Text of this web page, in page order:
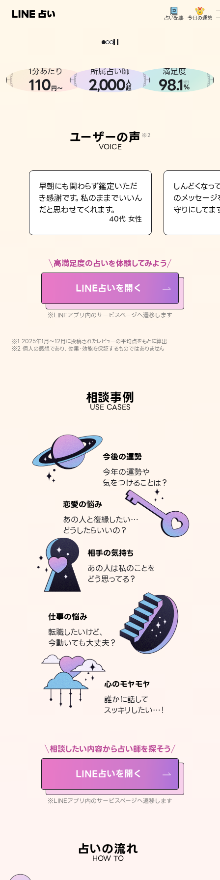
占い記事 今日の運勢
相談事例
LINE占いを開く
※LINEアプリ内のサービスページへ遷移します
どうせなら
。
1分あたり
110円〜
所属占い師
2,000人
超
満足度
98.1※1
%
ユーザーの声 ※2
VOICE
早朝にも関わらず鑑定いただ
き感謝です。私のままでいいん
だと思わせてくれます。
40代 女性
しんどくなっ
のメッセー
守りにしてま
高満足度の占いを体験してみよう
LINE占いを開く
※LINEアプリ内のサービスページへ遷移します
※1 2025年1月〜12月に投稿されたレビューの平均点をもとに算出
※2 個人の感想であり、効果・効能を保証するものではありません
相談事例
USE CASES
今後の運勢
今年の運勢や
気をつけることは？
恋愛の悩み
あの人と復縁したい…
どうしたらいいの？
相手の気持ち
あの人は私のことを
どう思ってる？
仕事の悩み
転職したいけど、
今動いても大丈夫？
心のモヤモヤ
誰かに話して
スッキリしたい…！
相談したい内容から占い師を探そう
LINE占いを開く
※LINEアプリ内のサービスページへ遷移します
占いの流れ
HOW TO